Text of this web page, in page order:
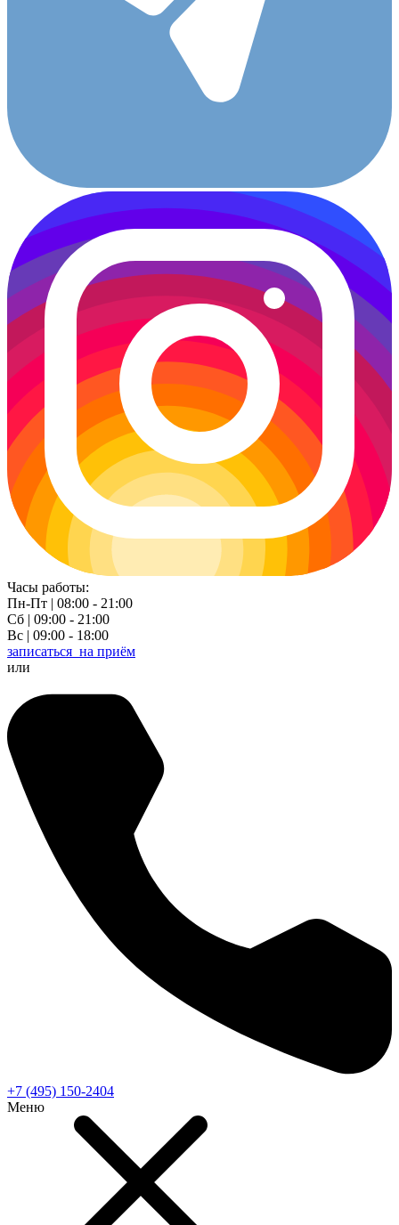
Часы работы:
Пн-Пт | 08:00 - 21:00
Сб | 09:00 - 21:00
Вс | 09:00 - 18:00
записаться на приём
или
+7 (495) 150-2404
Меню